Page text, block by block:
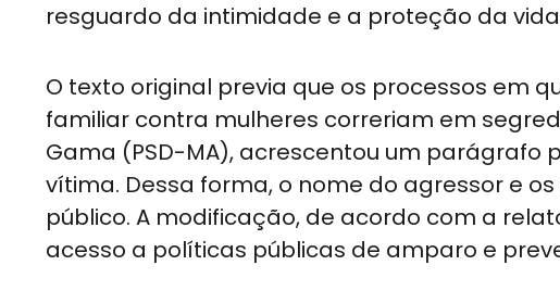
resguardo da intimidade e a proteção da
O texto original previa que os processos em
familiar contra mulheres correriam em
Gama (PSD-MA), acrescentou um parágrafo
vítima. Dessa forma, o nome do agressor e
público. A modificação, de acordo com a
acesso a políticas públicas de amparo e